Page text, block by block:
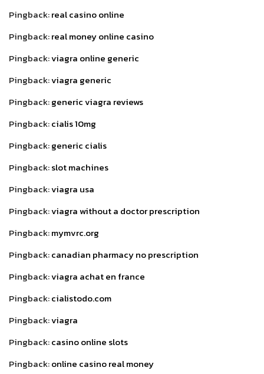
Pingback:real casino online
Pingback:real money online casino
Pingback:viagra online generic
Pingback:viagra generic
Pingback:generic viagra reviews
Pingback:cialis 10mg
Pingback:generic cialis
Pingback:slot machines
Pingback:viagra usa
Pingback:viagra without a doctor prescription
Pingback:mymvrc.org
Pingback:canadian pharmacy no prescription
Pingback:viagra achat en france
Pingback:cialistodo.com
Pingback:viagra
Pingback:casino online slots
Pingback:online casino real money